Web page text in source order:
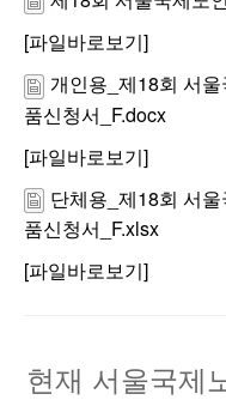
[파일바로보기]
개인용_제18회 서
품신청서_F.docx
[파일바로보기]
단체용_제18회 서
품신청서_F.xlsx
[파일바로보기]
현재 서울국제